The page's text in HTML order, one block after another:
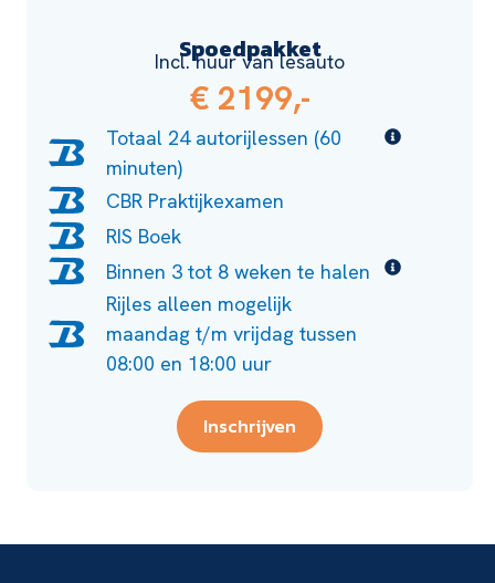
Spoedpakket
Incl. huur van lesauto
€ 2199,-
Totaal 24 autorijlessen (60
minuten)
CBR Praktijkexamen
RIS Boek
Binnen 3 tot 8 weken te halen
Rijles alleen mogelijk
maandag t/m vrijdag tussen
08:00 en 18:00 uur
Inschrijven